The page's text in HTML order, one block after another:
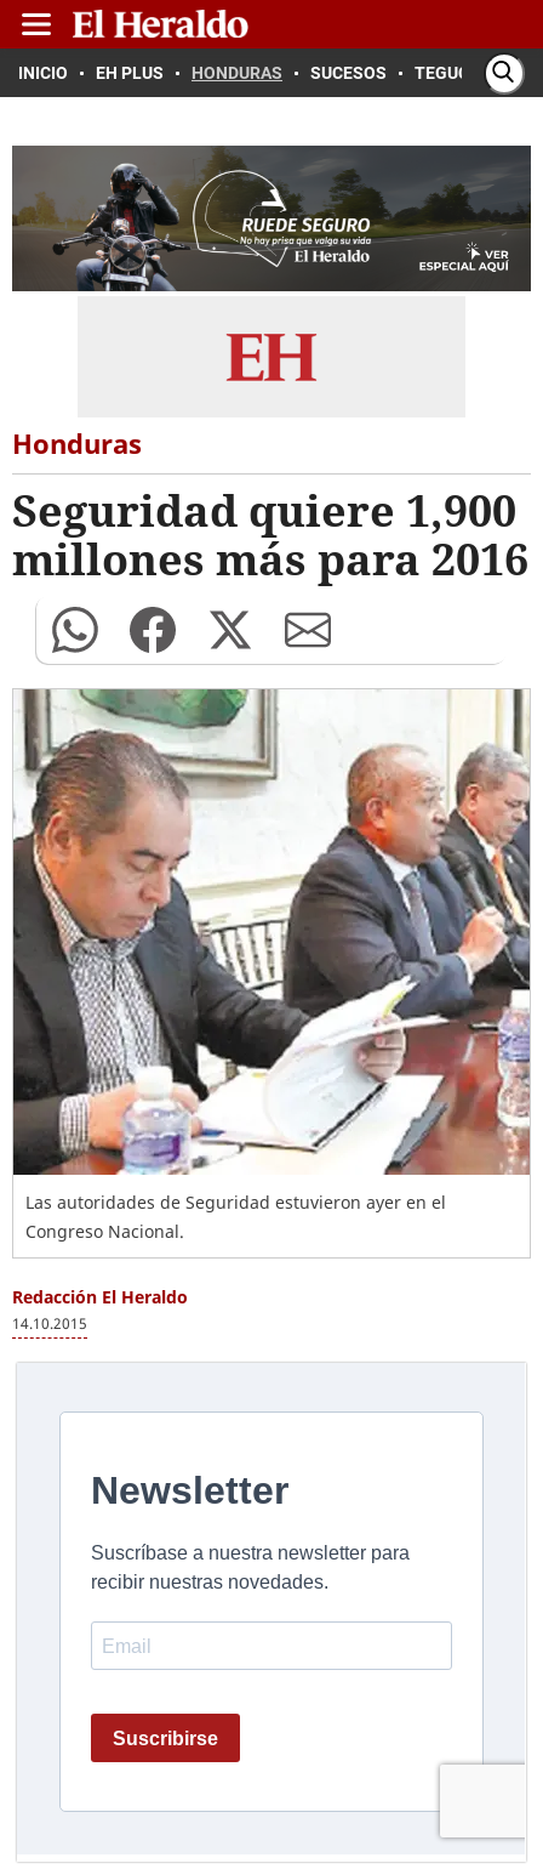
INICIO EH PLUS HONDURAS SUCESOS TEGUCIGALPA
Honduras
Seguridad quiere 1,900
millones más para 2016
Las autoridades de Seguridad estuvieron ayer en el
Congreso Nacional.
Redacción El Heraldo
14.10.2015